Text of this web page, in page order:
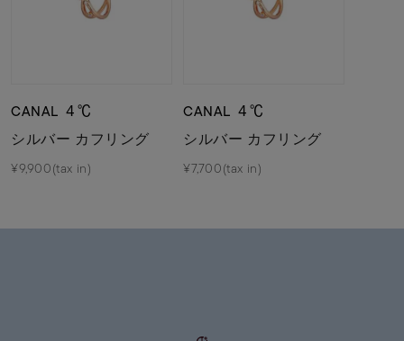
CANAL ４℃
シルバー カフリング
¥9,900(tax in)
CANAL ４℃
シルバー カフリング
¥7,700(tax in)